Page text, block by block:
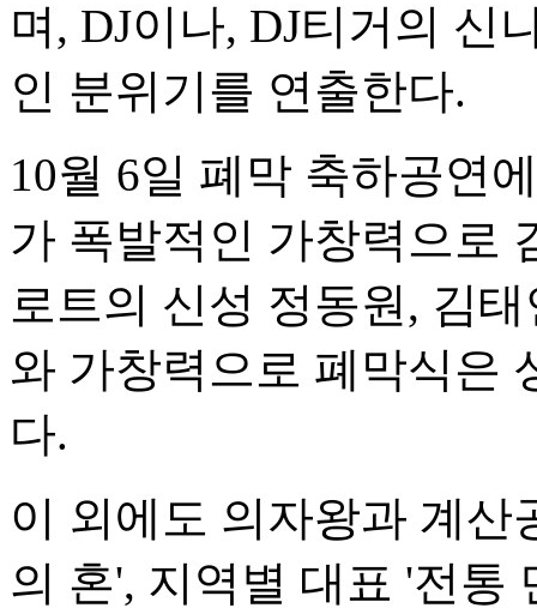
며, DJ이나, DJ티거의 신
인 분위기를 연출한다.
10월 6일 폐막 축하공연
가 폭발적인 가창력으로
로트의 신성 정동원, 김
와 가창력으로 폐막식은
다.
이 외에도 의자왕과 계산
의 혼', 지역별 대표 '전통